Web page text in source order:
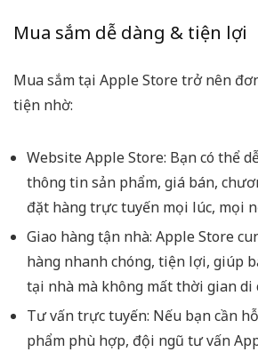
Mua sắm dễ dàng & tiện lợi
Mua sắm tại Apple Store trở nên
tiện nhờ:
Website Apple Store: Bạn có thể
thông tin sản phẩm, giá bán,
đặt hàng trực tuyến mọi lúc, mọi
Giao hàng tận nhà: Apple Store
hàng nhanh chóng, tiện lợi, giúp
tại nhà mà không mất thời gian di
Tư vấn trực tuyến: Nếu bạn cần
phẩm phù hợp, đội ngũ tư vấn